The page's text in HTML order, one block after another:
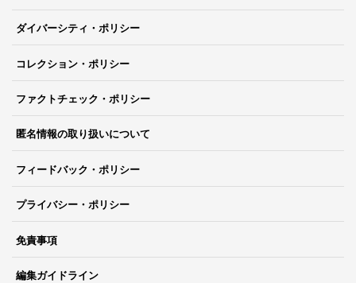
ダイバーシティ・ポリシー
コレクション・ポリシー
ファクトチェック・ポリシー
匿名情報の取り扱いについて
フィードバック・ポリシー
プライバシー・ポリシー
免責事項
編集ガイドライン